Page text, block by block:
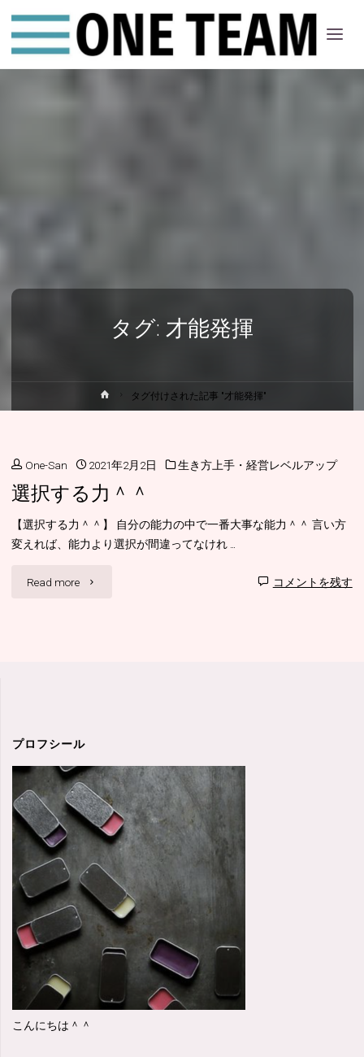
ちー
む
タグ: 才能発揮
ー
タグ付けされた記事 "才能発揮"
One-San 2021年2月2日 生き方上手・経営レベルアップ
選択する力＾＾
【選択する力＾＾】 自分の能力の中で一番大事な能力＾＾ 言い方
変えれば、能力より選択が間違ってなけれ …
Read more "選
＾
＾"
コメントを残す
プロフシール
こんにちは＾＾